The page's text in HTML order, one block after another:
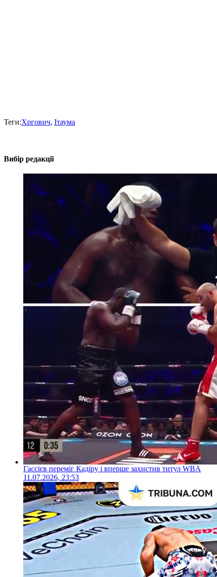
Теги:Хргович, Ітаума
Вибір редакції
Гассієв переміг Кадіру і вперше захистив титул WBA
11.07.2026, 23:53